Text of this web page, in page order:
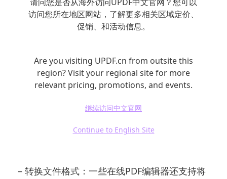
访问您所在地区网站，了解更多相关区域定价、
促销、和活动信息。
Are you visiting UPDF.cn from outsite this
region? Visit your regional site for more
relevant pricing, promotions, and events.
继续访问中文官网
Continue to English Site
– 合并PDF文件：如果您有多个PDF文件需要合
相应文件上传，工具会自动生成一个新的PDF文
件，集成所有内容。
– 分割PDF文件：相反的操作，如果您只是需要
PDF中的某些页面，可以使用分割功能。选择要
– 转换文件格式：一些在线PDF编辑器还支持将